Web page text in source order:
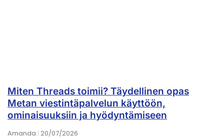
Miten Threads toimii? Täydellinen opas
Metan viestintäpalvelun käyttöön,
ominaisuuksiin ja hyödyntämiseen
Amanda 20/07/2026